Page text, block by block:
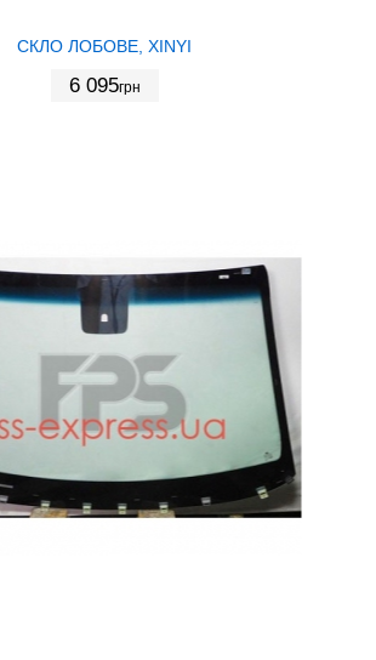
СКЛО ЛОБОВЕ, XINYI
6 095грн